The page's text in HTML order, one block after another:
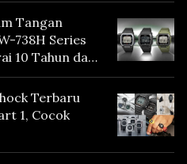
Tangan
738H Series
10 Tahun dan
Terbaru
1, Cocok